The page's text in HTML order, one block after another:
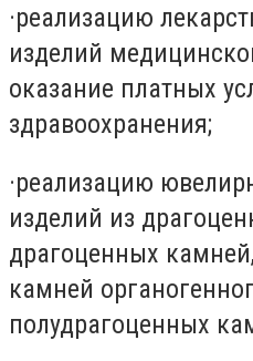
·реализацию
изделий
оказание платных
здравоохранения;
·реализацию
изделий из
драгоценных
камней
полудрагоценных